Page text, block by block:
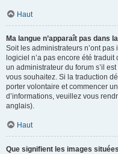
Haut
Ma langue n’apparaît pas dans
Soit les administrateurs n’ont
logiciel n’a pas encore été
un administrateur du forum s’il
vous souhaitez. Si la traduction
porter volontaire et commencer
d’informations, veuillez vous
anglais).
Haut
Que signifient les images